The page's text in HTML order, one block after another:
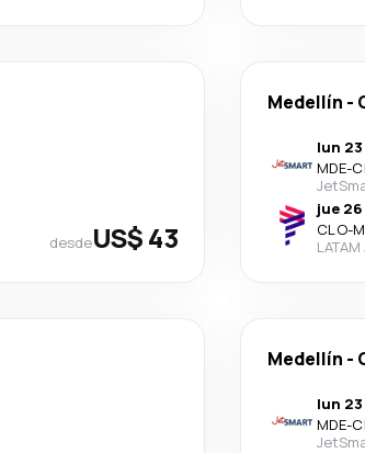
desdeUS$ 43
Medellín -
lun
MDE-
jue
CLO-
Medellín -
lun
MDE-